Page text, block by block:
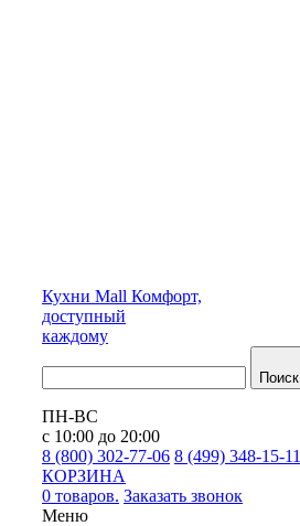
Кухни Mall Комфорт,
доступный
каждому
Поиск
ПН-ВС
с 10:00 до 20:00
8 (800) 302-77-06 8 (499) 348-15-11
КОРЗИНА
0 товаров. Заказать звонок
Меню